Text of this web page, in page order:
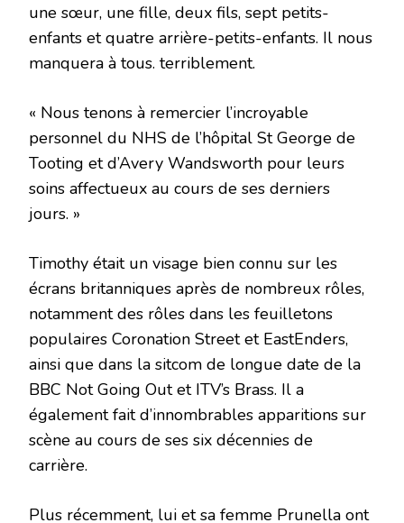
une sœur, une fille, deux fils, sept petits-
enfants et quatre arrière-petits-enfants. Il nous
manquera à tous. terriblement.
« Nous tenons à remercier l’incroyable
personnel du NHS de l’hôpital St George de
Tooting et d’Avery Wandsworth pour leurs
soins affectueux au cours de ses derniers
jours. »
Timothy était un visage bien connu sur les
écrans britanniques après de nombreux rôles,
notamment des rôles dans les feuilletons
populaires Coronation Street et EastEnders,
ainsi que dans la sitcom de longue date de la
BBC Not Going Out et ITV’s Brass. Il a
également fait d’innombrables apparitions sur
scène au cours de ses six décennies de
carrière.
Plus récemment, lui et sa femme Prunella ont